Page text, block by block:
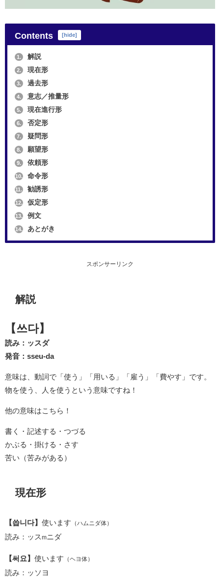
Contents [hide]
1. 解説
2. 現在形
3. 過去形
4. 意志／推量形
5. 現在進行形
6. 否定形
7. 疑問形
8. 願望形
9. 依頼形
10. 命令形
11. 勧誘形
12. 仮定形
13. 例文
14. あとがき
スポンサーリンク
解説
【쓰다】
読み：ッスダ
発音：sseu-da
意味は、動詞で「使う」「用いる」「雇う」「費やす」です。
物を使う、人を使うという意味ですね！
他の意味はこちら！
書く・記述する・つづる
かぶる・掛ける・さす
苦い（苦みがある）
現在形
【씁니다】 使います （ハムニダ体）
読み：ッス m ニダ
【써요】 使います （ヘヨ体）
読み：ッソヨ